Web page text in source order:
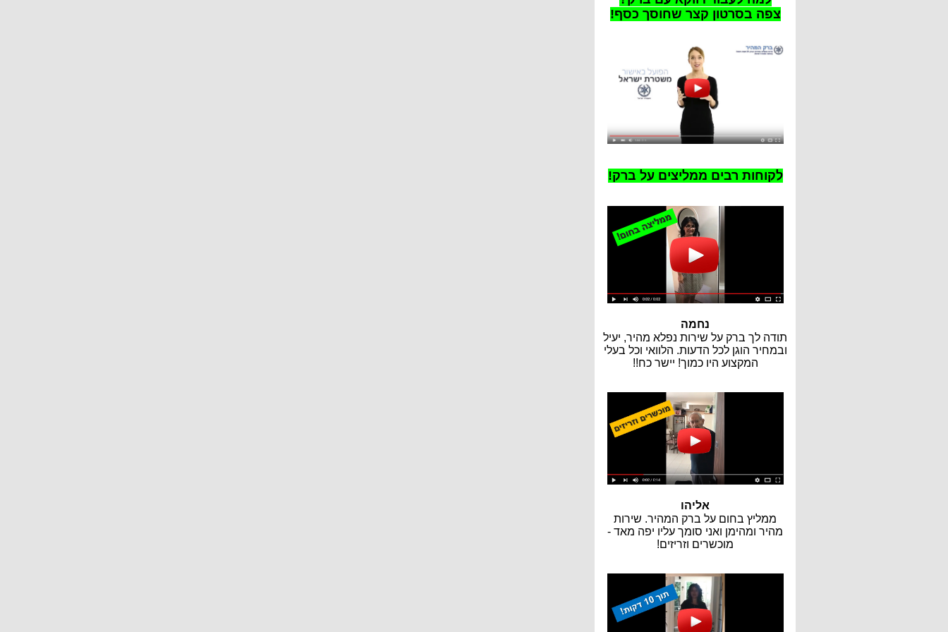
צפה בסרטון קצר שחוסך כסף!
לקוחות רבים ממליצים על ברק!
נחמה
תודה לך ברק על שירות נפלא מהיר, יעיל
ובמחיר הוגן לכל הדעות. הלוואי וכל בעלי
המקצוע היו כמוך! יישר כח!!
אליהו
ממליץ בחום על ברק המהיר. שירות
מהיר ומהימן ואני סומך עליו יפה מאד -
מוכשרים וזריזים!